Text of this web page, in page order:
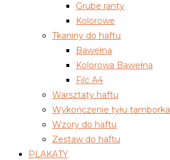
Grube ranty
Kolorowe
Tkaniny do haftu
Bawełna
Kolorowa Bawełna
Filc A4
Warsztaty haftu
Wykończenie tyłu tamborka
Wzory do haftu
Zestaw do haftu
PLAKATY